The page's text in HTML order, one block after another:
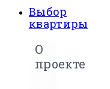
Выбор
квартиры
О
проекте